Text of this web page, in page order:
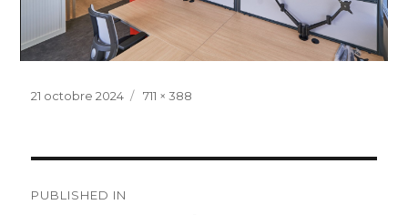
Posted
21 octobre 2024
Full
711 × 388
PUBLISHED IN